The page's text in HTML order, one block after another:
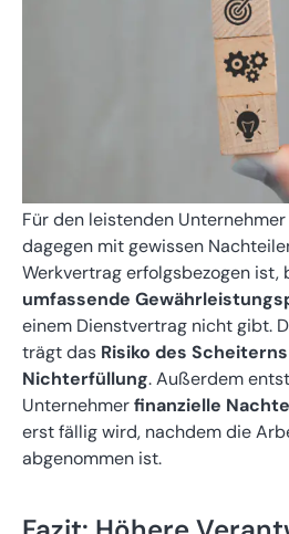
Für den leistenden
dagegen mit gewissen
Werkvertrag erfolgsbezogen ist,
umfassende
einem Dienstvertrag nicht gibt.
trägt das Risiko des
Nichterfüllung. Außerdem
Unternehmerfinanzielle
erst fällig wird, nachdem die
abgenommen ist.